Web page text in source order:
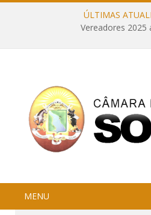
ÚLTIMAS
Vereadores 2025
MENU